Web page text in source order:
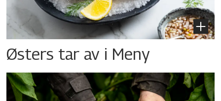
Østers tar av i Meny